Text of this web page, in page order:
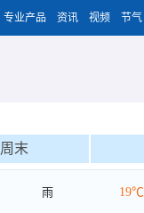
专业产品 资讯 视频 节气
周末
雨 19℃